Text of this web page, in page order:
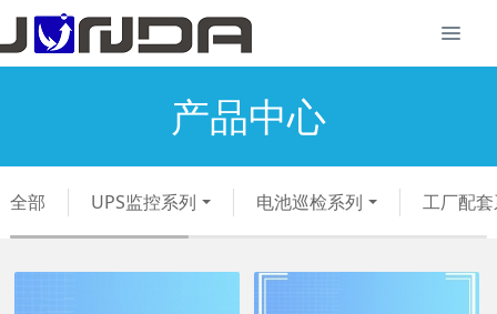
产品中心
全部 UPS监控系列 电池巡检系列 工厂配